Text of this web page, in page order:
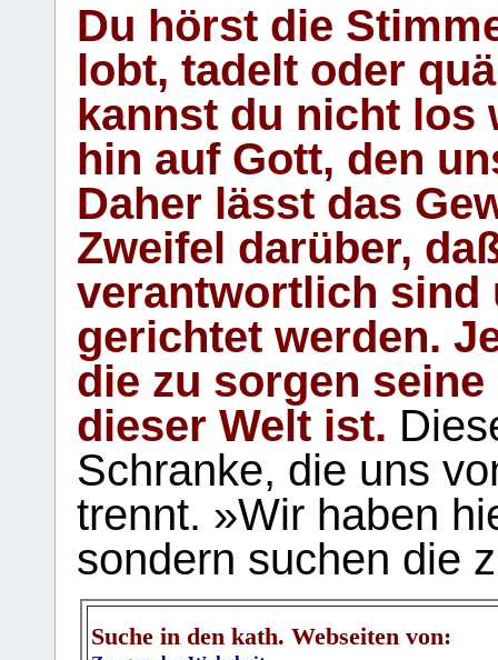
Du hörst die
lobt, tadelt oder
kannst du nicht los
hin auf Gott, den
Daher lässt das
Zweifel darüber,
verantwortlich sind
gerichtet werden.
die zu sorgen
dieser Welt ist.
Schranke, die uns
trennt. »Wir haben
sondern suchen die
Suche in den kath. Webseiten von: